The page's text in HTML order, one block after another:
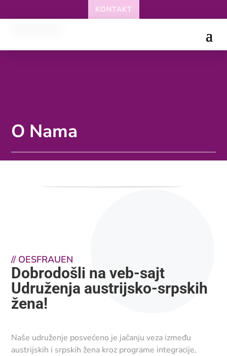
KONTAKT
O Nama
// OESFRAUEN
Dobrodošli na veb-sajt
Udruženja austrijsko-srpskih
žena!
Naše udruženje posvećeno je jačanju veza između
austrijskih i srpskih žena kroz programe integracije,